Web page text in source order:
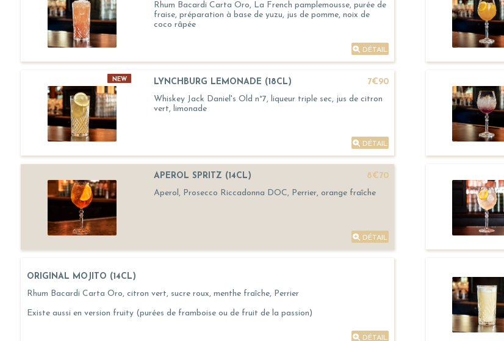
Rhum Bacardi Carta Oro, La French pamplemousse, purée de
fraise, préparation à base de yuzu, jus de pomme, noix de
coco râpée
DÉTAIL
NEW LYNCHBURG LEMONADE (18CL)
7€90
Whiskey Jack Daniel's Old n°7, liqueur triple sec, jus de citron
vert, limonade
DÉTAIL
APEROL SPRITZ (14CL)
8€70
Aperol, Prosecco Riccadonna DOC, Perrier, orange fraîche
DÉTAIL
ORIGINAL MOJITO (14CL)
Rhum Bacardi Carta Oro, citron vert, sucre roux, menthe fraîche, Perrier
Existe aussi en version fruity (purées de framboise ou de fruit de la passion)
DÉTAIL